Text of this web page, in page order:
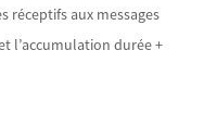
réceptifs aux messages
l’accumulation durée +